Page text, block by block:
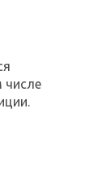
числе